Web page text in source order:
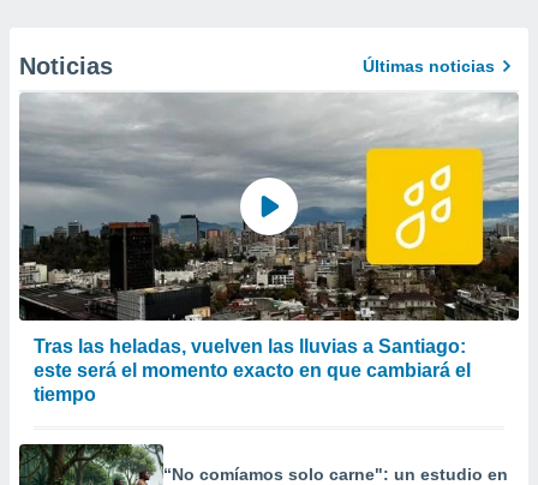
Noticias Últimas noticias
Tras las heladas, vuelven las lluvias a Santiago:
este será el momento exacto en que cambiará el
tiempo
“No comíamos solo carne": un estudio en